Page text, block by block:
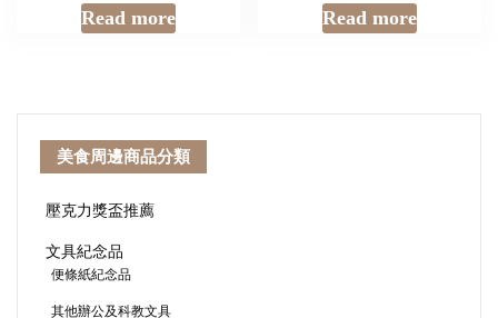
Read more Read more
美食周邊商品分類
壓克力獎盃推薦
文具紀念品
便條紙紀念品
其他辦公及科教文具